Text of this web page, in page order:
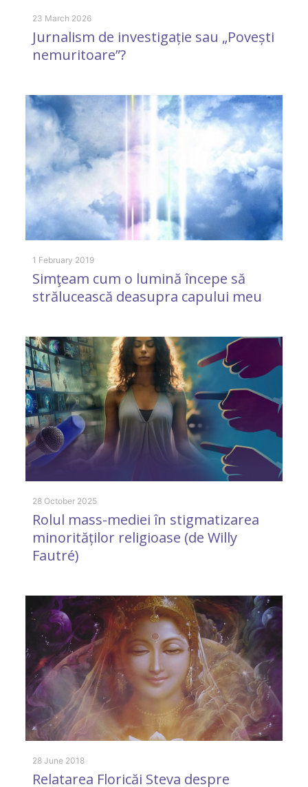
23 March 2026
Jurnalism de investigație sau „Povești
nemuritoare”?
1 February 2019
Simţeam cum o lumină începe să
strălucească deasupra capului meu
28 October 2025
Rolul mass-mediei în stigmatizarea
minorităților religioase (de Willy
Fautré)
28 June 2018
Relatarea Floricăi Steva despre